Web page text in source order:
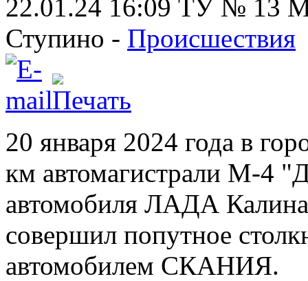
22.01.24 16:09 ТУ № 13
Ступино - Происшествия
20 января 2024 года в
км автомагистрали М-4
автомобиля ЛАДА Калина
совершил попутное
автомобилем СКАНИЯ.